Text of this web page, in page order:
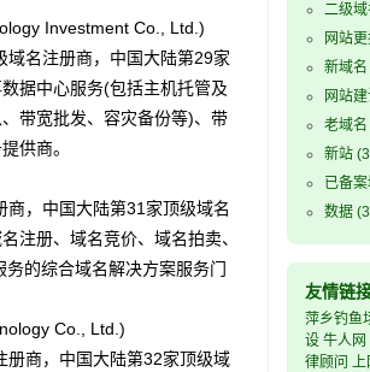
Investment Co., Ltd.)
名注册商，中国大陆第29家
据中心服务(包括主机托管及
带宽批发、容灾备份等)、带
供商。
，中国大陆第31家顶级域名
注册、域名竞价、域名拍卖、
的综合域名解决方案服务门
Co., Ltd.)
商，中国大陆第32家顶级域
二级
网站
新域名
网站
老域名
新站
已备
数据
友情链
萍乡钓鱼
设 牛人网
律顾问 上